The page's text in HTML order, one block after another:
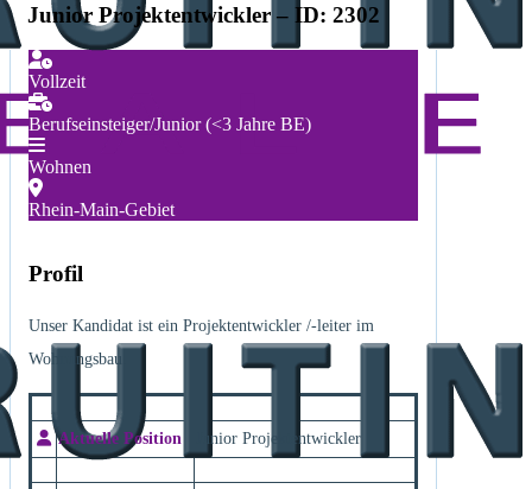
Junior Projektentwickler – ID: 2302
Vollzeit
Berufseinsteiger/Junior (<3 Jahre BE)
Wohnen
Rhein-Main-Gebiet
Profil
Unser Kandidat ist ein Projektentwickler /-leiter im
Wohnungsbau.
Aktuelle Position Junior Projektentwickler